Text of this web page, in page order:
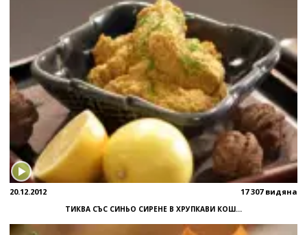
20.12.2012 17 307 видяна
ТИКВА СЪС СИНЬО СИРЕНЕ В ХРУПКАВИ КОШ...